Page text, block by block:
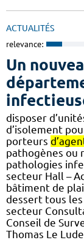
ACTUALITÉS
relevance:
Un
disposer
d’isolement
porteurs
pathogènes ou
pathologies
secteur Hall –
bâtiment de
dessert tous
secteur
Conseil de
Thomas Le